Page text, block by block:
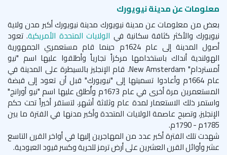
معلومات عن مدينة نيويورك
بعض من معلومات عن مدينة نيويورك مدينة نيويورك أكبر مدن ولاية
نيويورك والأكثر كثافة سكانية في الولايات المتحدة الأمريكية. تعود
أصول المدينة إلى عام 1624م حينما قام مستعمري الجمهورية
الهولندية أنداك باستخدامها مركزاً تجارياً وأطلقوا عليها اسم "نيو
أمستردام" New Amsterdam. قام الإنجليز بالسيطرة على المدينة في
عام 1664م وأعادوا تسميتها إلى "نيويورك" قبل أن تعود إلى قبضة
المستعمرين مرة أخرى في عام 1673م وأُطلق عليها اسم "نيو أورانج"
واستمر ذلك الاستعمار لمدة عام وثلاثة أشهر، لتستقر أخيراً تحت حكم
الإنجليز، وتصبح عاصمة الولايات المتحدة وأكبر مدنها في الفترة ما بين
1785م - 1790م.
شهدت تلك الفترة أكبر عدد من المهاجرين إليها في أواخر القرن التاسع
عشر وأوائل القرن العشرين على أرض ترمز للحرية وكسر قيود العبودية.